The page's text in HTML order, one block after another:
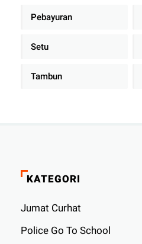
Pebayuran
Setu
Tambun
KATEGORI
Jumat Curhat
Police Go To School